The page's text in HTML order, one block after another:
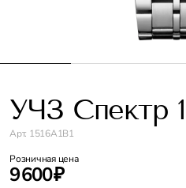
УЧЗ Спектр
Арт. 1516A1B1
Розничная цена
9 600 ₽